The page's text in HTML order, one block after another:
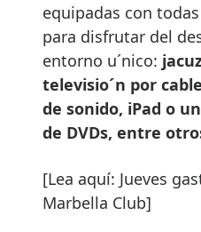
equipadas con
para disfrutar del
entorno u´nico:
televisio´n por
de sonido, iPad o
de DVDs, entre
[Lea aquí: Jueves
Marbella Club]